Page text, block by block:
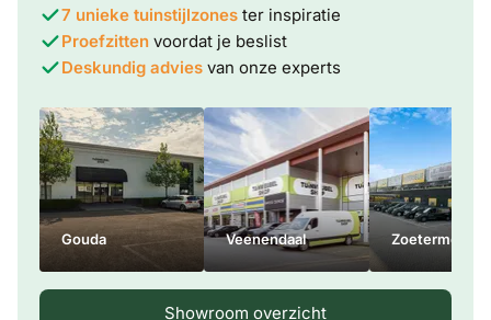
7 unieke tuinstijlzones ter inspiratie
Proefzitten voordat je beslist
Deskundig advies van onze experts
Gouda Veenendaal Zoetermeer
Showroom overzicht